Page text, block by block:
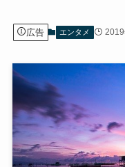
広告 エンタメ